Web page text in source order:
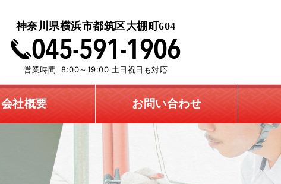
神奈川県横浜市都筑区大棚町604
営業時間 8:00～19:00 土日祝日も対応
会社概要 お問い合わせ